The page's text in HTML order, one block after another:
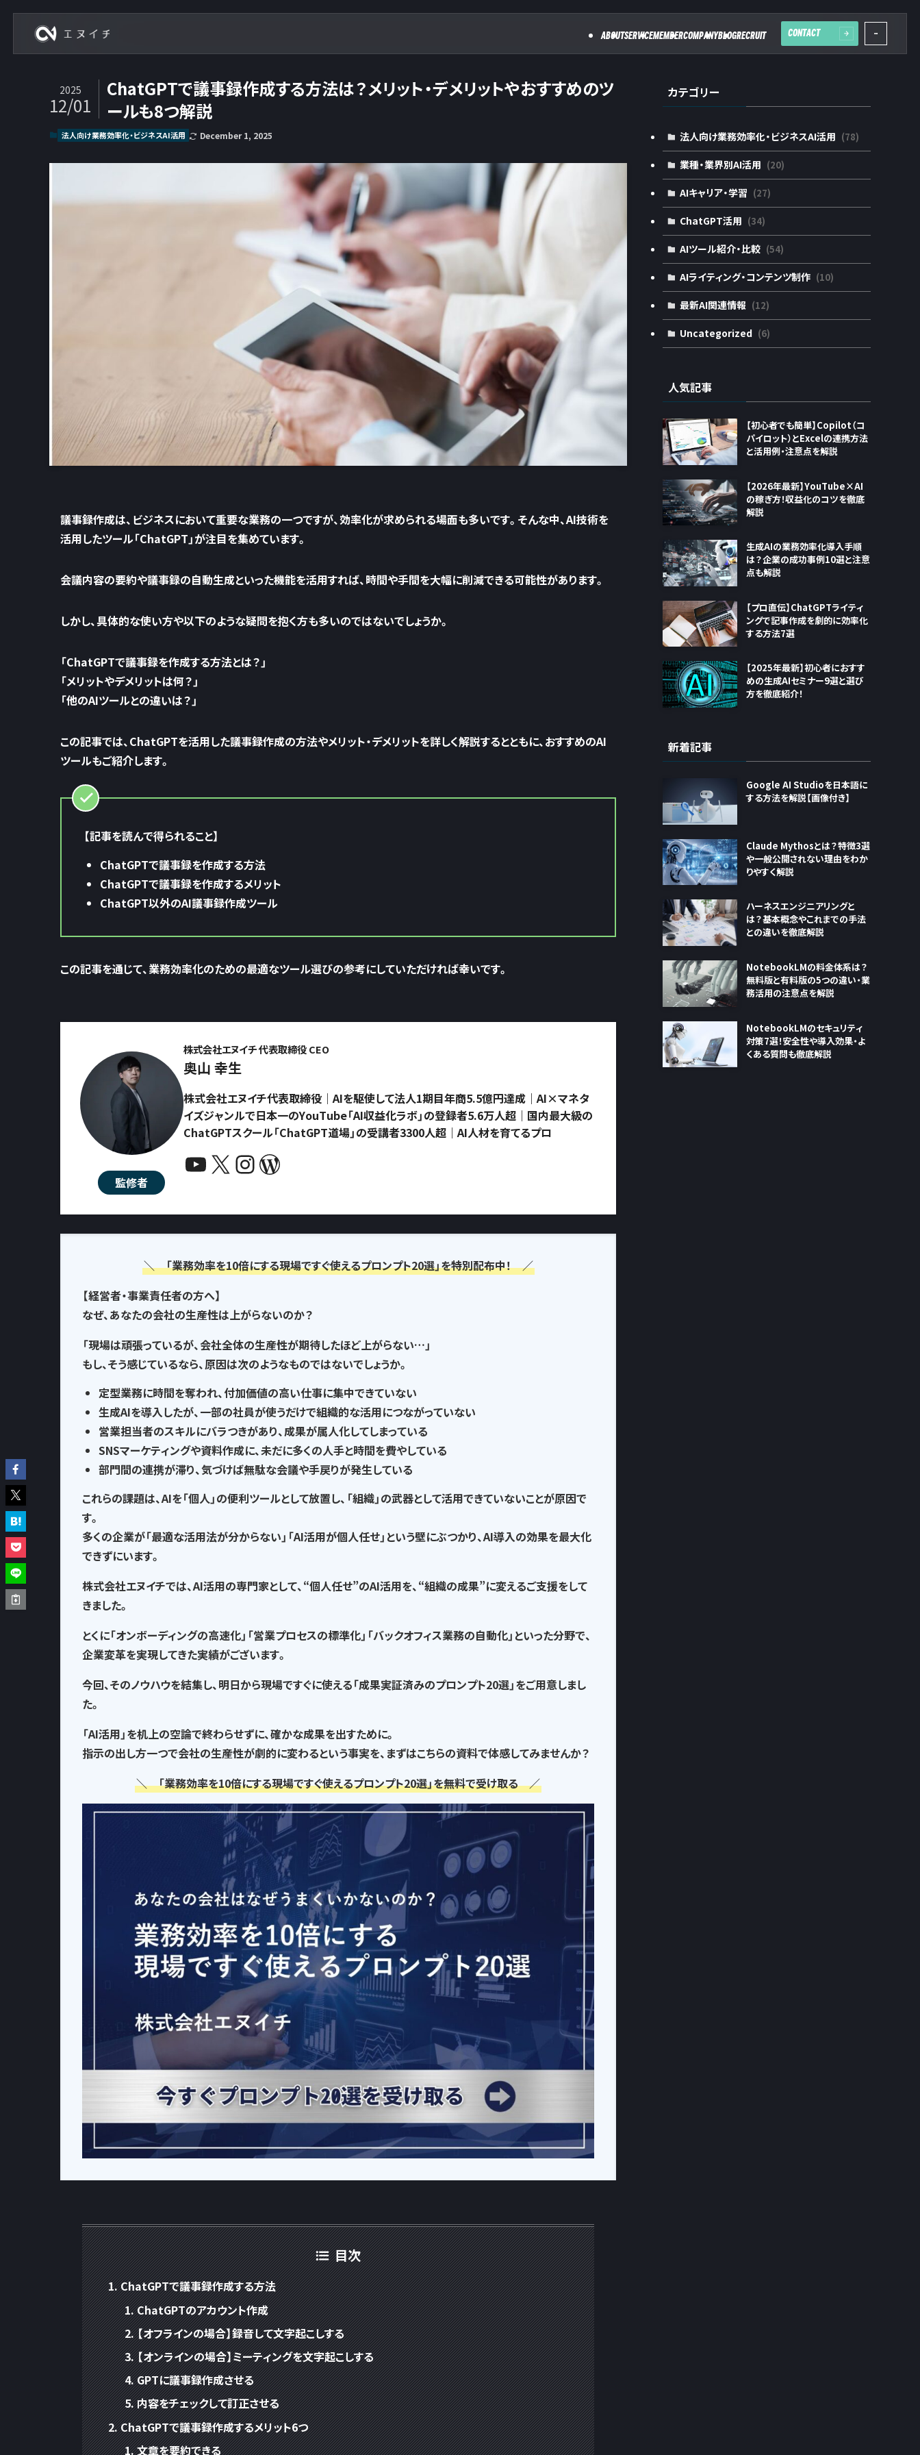
ABOUTSERVICEMEMBERCOMPANYBLOGRECRUIT CONTACT
ChatGPTで議事録作成する方法は？メリット・デメリットやおすすめのツ
ールも8つ解説
2025
12/01
法人向け業務効率化・ビジネスAI活用 December 1, 2025
議事録作成は、ビジネスにおいて重要な業務の一つですが、効率化が求められる場面も多いです。そんな中、AI技術を
活用したツール「ChatGPT」が注目を集めています。
会議内容の要約や議事録の自動生成といった機能を活用すれば、時間や手間を大幅に削減できる可能性があります。
しかし、具体的な使い方や以下のような疑問を抱く方も多いのではないでしょうか。
「ChatGPTで議事録を作成する方法とは？」
「メリットやデメリットは何？」
「他のAIツールとの違いは？」
この記事では、ChatGPTを活用した議事録作成の方法やメリット・デメリットを詳しく解説するとともに、おすすめのAI
ツールもご紹介します。
【記事を読んで得られること】
ChatGPTで議事録を作成する方法
ChatGPTで議事録を作成するメリット
ChatGPT以外のAI議事録作成ツール
この記事を通じて、業務効率化のための最適なツール選びの参考にしていただければ幸いです。
監修者
株式会社エヌイチ 代表取締役 CEO
奥山 幸生
株式会社エヌイチ代表取締役｜AIを駆使して法人1期目年商5.5億円達成｜AI×マネタ
イズジャンルで日本一のYouTube「AI収益化ラボ」の登録者5.6万人超｜国内最大級の
ChatGPTスクール「ChatGPT道場」の受講者3300人超｜AI人材を育てるプロ
YouTube X InstagramWordPress
＼ 「業務効率を10倍にする現場ですぐ使えるプロンプト20選」を特別配布中！ ／
【経営者・事業責任者の方へ】
なぜ、あなたの会社の生産性は上がらないのか？
「現場は頑張っているが、会社全体の生産性が期待したほど上がらない…」
もし、そう感じているなら、原因は次のようなものではないでしょうか。
定型業務に時間を奪われ、付加価値の高い仕事に集中できていない
生成AIを導入したが、一部の社員が使うだけで組織的な活用につながっていない
営業担当者のスキルにバラつきがあり、成果が属人化してしまっている
SNSマーケティングや資料作成に、未だに多くの人手と時間を費やしている
部門間の連携が滞り、気づけば無駄な会議や手戻りが発生している
これらの課題は、AIを「個人」の便利ツールとして放置し、 「組織」の武器として活用できていないことが原因で
す。
多くの企業が「最適な活用法が分からない」「AI活用が個人任せ」という壁にぶつかり、AI導入の効果を最大化
できずにいます。
株式会社エヌイチでは、AI活用の専門家として、“個人任せ”のAI活用を、“組織の成果”に変えるご支援をして
きました。
とくに「オンボーディングの高速化」「営業プロセスの標準化」「バックオフィス業務の自動化」といった分野で、
企業変革を実現してきた実績がございます。
今回、そのノウハウを結集し、明日から現場ですぐに使える「成果実証済みのプロンプト20選」をご用意しまし
た。
「AI活用」を机上の空論で終わらせずに、確かな成果を出すために。
指示の出し方一つで会社の生産性が劇的に変わるという事実を、まずはこちらの資料で体感してみませんか？
＼ 「業務効率を10倍にする現場ですぐ使えるプロンプト20選」を無料で受け取る ／
目次
ChatGPTで議事録作成する方法
ChatGPTのアカウント作成
【オフラインの場合】録音して文字起こしする
【オンラインの場合】ミーティングを文字起こしする
GPTに議事録作成させる
内容をチェックして訂正させる
ChatGPTで議事録作成するメリット6つ
文章を要約できる
カテゴリー
法人向け業務効率化・ビジネスAI活用 (78)
業種・業界別AI活用 (20)
AIキャリア・学習 (27)
ChatGPT活用 (34)
AIツール紹介・比較 (54)
AIライティング・コンテンツ制作 (10)
最新AI関連情報 (12)
Uncategorized (6)
人気記事
【初心者でも簡単】Copilot（コ
パイロット）とExcelの連携方法
と活用例・注意点を解説
【2026年最新】YouTube×AI
の稼ぎ方！収益化のコツを徹底
解説
生成AIの業務効率化導入手順
は？企業の成功事例10選と注意
点も解説
【プロ直伝】ChatGPTライティ
ングで記事作成を劇的に効率化
する方法7選
【2025年最新】初心者におすす
めの生成AIセミナー9選と選び
方を徹底紹介！
新着記事
Google AI Studioを日本語に
する方法を解説【画像付き】
Claude Mythosとは？特徴3選
や一般公開されない理由をわか
りやすく解説
ハーネスエンジニアリングと
は？基本概念やこれまでの手法
との違いを徹底解説
NotebookLMの料金体系は？
無料版と有料版の5つの違い・業
務活用の注意点を解説
NotebookLMのセキュリティ
対策7選！安全性や導入効果・よ
くある質問も徹底解説